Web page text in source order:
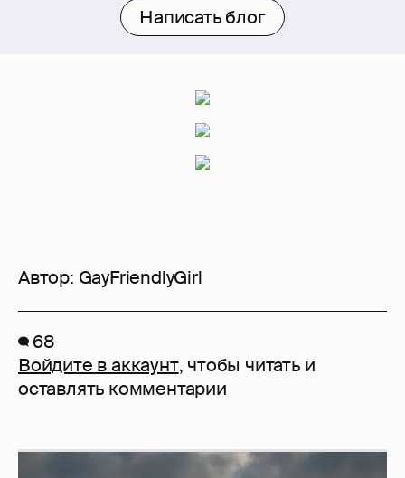
Написать блог
Автор: GayFriendlyGirl
68
Войдите в аккаунт, чтобы читать и
оставлять комментарии